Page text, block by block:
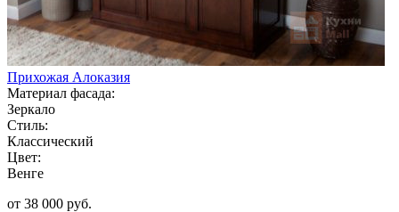
Прихожая Алоказия
Материал фасада:
Зеркало
Стиль:
Классический
Цвет:
Венге
от 38 000 руб.